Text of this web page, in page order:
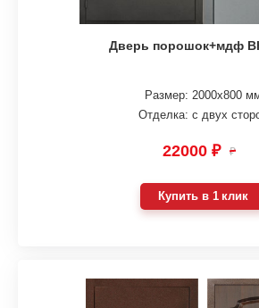
Дверь порошок+мдф
Размер: 2000х800
Отделка: с двух
22000 ₽ ₽
Купить в 1 клик